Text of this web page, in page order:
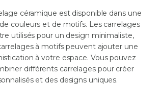
céramique est disponible dans une
couleurs et de motifs. Les carrelages
utilisés pour un design minimaliste,
à motifs peuvent ajouter une
à votre espace. Vous pouvez
différents carrelages pour créer
et des designs uniques.